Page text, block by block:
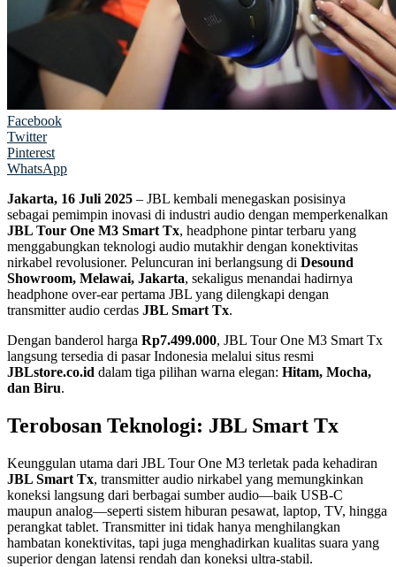
Facebook
Twitter
Pinterest
WhatsApp
Jakarta, 16 Juli 2025 – JBL kembali menegaskan posisinya
sebagai pemimpin inovasi di industri audio dengan memperkenalkan
JBL Tour One M3 Smart Tx, headphone pintar terbaru yang
menggabungkan teknologi audio mutakhir dengan konektivitas
nirkabel revolusioner. Peluncuran ini berlangsung di Desound
Showroom, Melawai, Jakarta, sekaligus menandai hadirnya
headphone over-ear pertama JBL yang dilengkapi dengan
transmitter audio cerdas JBL Smart Tx.
Dengan banderol harga Rp7.499.000, JBL Tour One M3 Smart Tx
langsung tersedia di pasar Indonesia melalui situs resmi
JBLstore.co.id dalam tiga pilihan warna elegan: Hitam, Mocha,
dan Biru.
Terobosan Teknologi: JBL Smart Tx
Keunggulan utama dari JBL Tour One M3 terletak pada kehadiran
JBL Smart Tx, transmitter audio nirkabel yang memungkinkan
koneksi langsung dari berbagai sumber audio—baik USB-C
maupun analog—seperti sistem hiburan pesawat, laptop, TV, hingga
perangkat tablet. Transmitter ini tidak hanya menghilangkan
hambatan konektivitas, tapi juga menghadirkan kualitas suara yang
superior dengan latensi rendah dan koneksi ultra-stabil.